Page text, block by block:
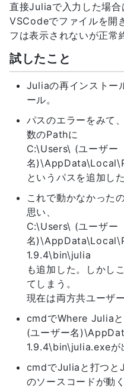
直接Juliaで入力した場合
VSCodeでファイルを
フは表示されないが正常
試したこと
Juliaの再インストー
ール。
パスのエラーをみて
数のPathに
C:\Users\ (ユーザー
名
というパスを追加した
これで動かなかった
思い、
C:\Users\ (ユーザー
名
1.9.4\bin\julia
も追加した。しかし
てしまう。
現在は両方共ユーザ
cmdでWhere Julia
(ユーザー名
1.9.4\bin\julia.exeが
cmdでJuliaと打つと
のソースコードが動く